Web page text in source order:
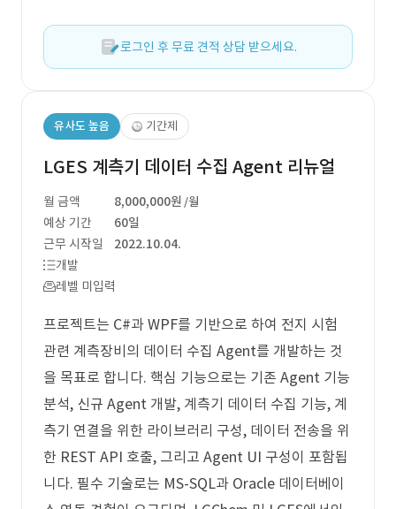
로그인 후 무료 견적 상담 받으세요.
유사도 높음 기간제
LGES 계측기 데이터 수집 Agent 리뉴얼
월 금액 8,000,000원 /월
예상 기간
60일
근무 시작일
2022.10.04.
개발
레벨 미입력
프로젝트는 C#과 WPF를 기반으로 하여 전지 시험
관련 계측장비의 데이터 수집 Agent를 개발하는 것
을 목표로 합니다. 핵심 기능으로는 기존 Agent 기능
분석, 신규 Agent 개발, 계측기 데이터 수집 기능, 계
측기 연결을 위한 라이브러리 구성, 데이터 전송을 위
한 REST API 호출, 그리고 Agent UI 구성이 포함됩
니다. 필수 기술로는 MS-SQL과 Oracle 데이터베이